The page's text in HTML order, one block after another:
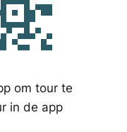
om tour te
in de app